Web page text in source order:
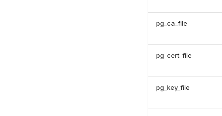
pg_ca_file
pg_cert_file
pg_key_file